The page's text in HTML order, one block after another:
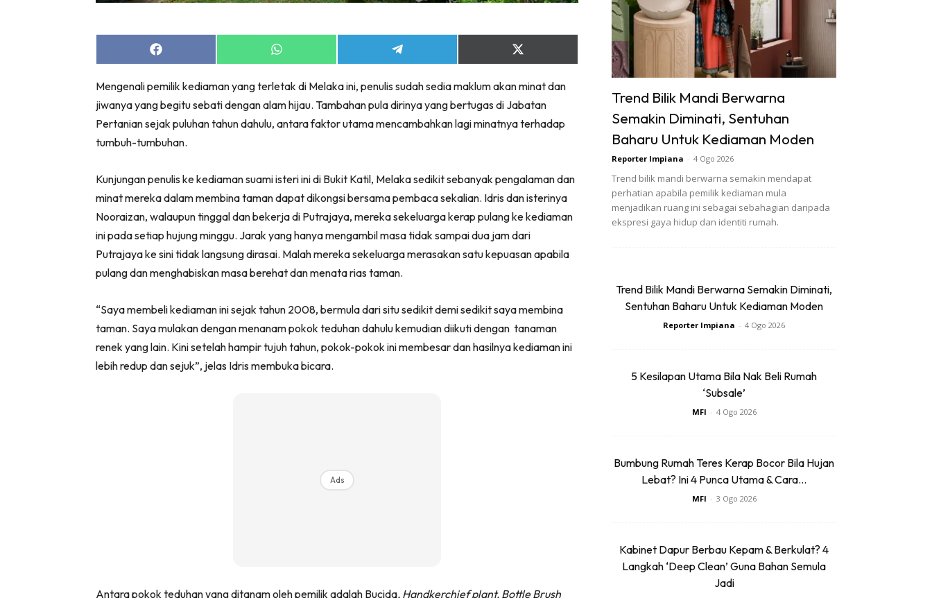
Dapur
Make Over
Bilik Air
Bilik Tidur
Dapur
Ruang Makan
Casa Impiana
Impiana Makeover
Makeover Ruang Selebriti
Destinasi
High Rise
Landed
Video
Impiana TV
Share
on
Share
on
Share
on
Share
on
(Twitter)
Mengenali pemilik kediaman yang terletak di Melaka ini, penulis sudah sedia maklum akan minat dan
jiwanya yang begitu sebati dengan alam hijau. Tambahan pula dirinya yang bertugas di Jabatan
Pertanian sejak puluhan tahun dahulu, antara faktor utama mencambahkan lagi minatnya terhadap
tumbuh-tumbuhan.
Kunjungan penulis ke kediaman suami isteri ini di Bukit Katil, Melaka sedikit sebanyak pengalaman dan
minat mereka dalam membina taman dapat dikongsi bersama pembaca sekalian. Idris dan isterinya
Nooraizan, walaupun tinggal dan bekerja di Putrajaya, mereka sekeluarga kerap pulang ke kediaman
ini pada setiap hujung minggu. Jarak yang hanya mengambil masa tidak sampai dua jam dari
Putrajaya ke sini tidak langsung dirasai. Malah mereka sekeluarga merasakan satu kepuasan apabila
pulang dan menghabiskan masa berehat dan menata rias taman.
“Saya membeli kediaman ini sejak tahun 2008, bermula dari situ sedikit demi sedikit saya membina
taman. Saya mulakan dengan menanam pokok teduhan dahulu kemudian diikuti dengan tanaman
renek yang lain. Kini setelah hampir tujuh tahun, pokok-pokok ini membesar dan hasilnya kediaman ini
lebih redup dan sejuk”, jelas Idris membuka bicara.
Ads
Antara pokok teduhan yang ditanam oleh pemilik adalah Bucida, Handkerchief plant, Bottle Brush
Trend Bilik Mandi Berwarna
Semakin Diminati, Sentuhan
Baharu Untuk Kediaman Moden
Reporter Impiana - 4 Ogo 2026
Trend bilik mandi berwarna semakin mendapat
perhatian apabila pemilik kediaman mula
menjadikan ruang ini sebagai sebahagian daripada
ekspresi gaya hidup dan identiti rumah.
Trend Bilik Mandi Berwarna Semakin Diminati,
Sentuhan Baharu Untuk Kediaman Moden
Reporter Impiana - 4 Ogo 2026
5 Kesilapan Utama Bila Nak Beli Rumah
‘Subsale’
MFI - 4 Ogo 2026
Bumbung Rumah Teres Kerap Bocor Bila Hujan
Lebat? Ini 4 Punca Utama & Cara...
MFI - 3 Ogo 2026
Kabinet Dapur Berbau Kepam & Berkulat? 4
Langkah ‘Deep Clean’ Guna Bahan Semula
Jadi